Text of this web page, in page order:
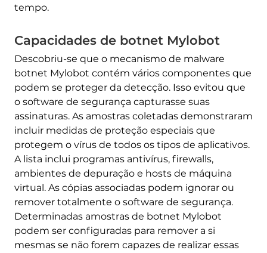
tempo.
Capacidades de botnet Mylobot
Descobriu-se que o mecanismo de malware
botnet Mylobot contém vários componentes que
podem se proteger da detecção. Isso evitou que
o software de segurança capturasse suas
assinaturas. As amostras coletadas demonstraram
incluir medidas de proteção especiais que
protegem o vírus de todos os tipos de aplicativos.
A lista inclui programas antivírus, firewalls,
ambientes de depuração e hosts de máquina
virtual. As cópias associadas podem ignorar ou
remover totalmente o software de segurança.
Determinadas amostras de botnet Mylobot
podem ser configuradas para remover a si
mesmas se não forem capazes de realizar essas